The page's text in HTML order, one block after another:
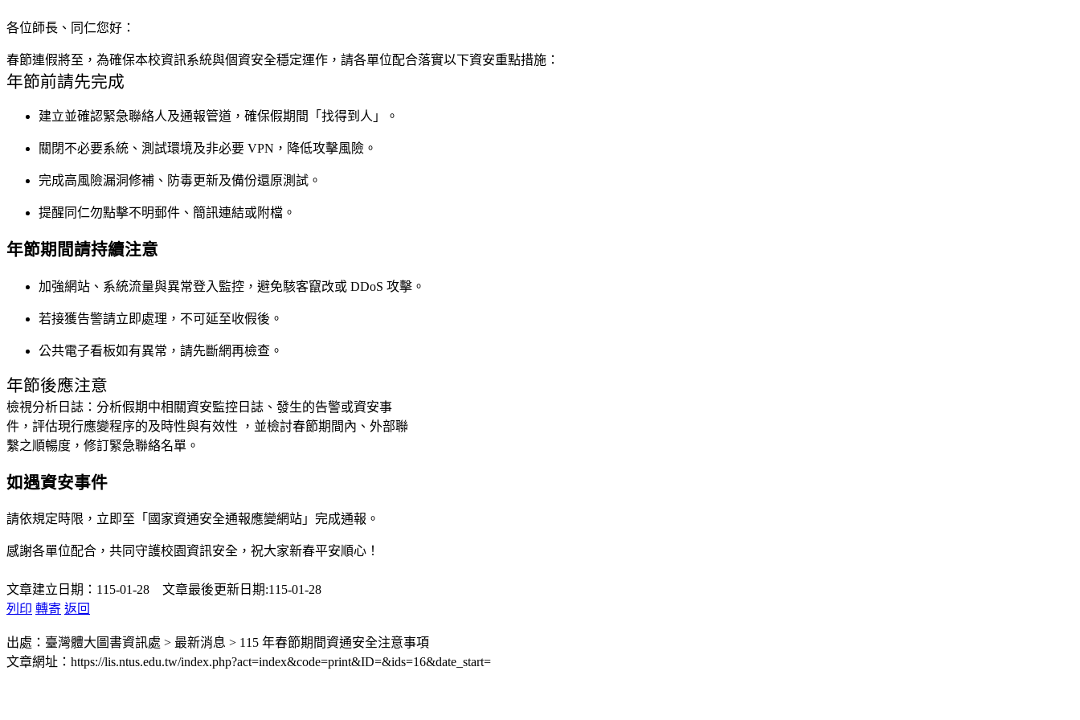
各位師長、同仁您好：
春節連假將至，為確保本校資訊系統與個資安全穩定運作，請各單位配合落實以下資安重點措施：
年節前請先完成
建立並確認緊急聯絡人及通報管道，確保假期間「找得到人」。
關閉不必要系統、測試環境及非必要 VPN，降低攻擊風險。
完成高風險漏洞修補、防毒更新及備份還原測試。
提醒同仁勿點擊不明郵件、簡訊連結或附檔。
年節期間請持續注意
加強網站、系統流量與異常登入監控，避免駭客竄改或 DDoS 攻擊。
若接獲告警請立即處理，不可延至收假後。
公共電子看板如有異常，請先斷網再檢查。
年節後應注意
檢視分析日誌：分析假期中相關資安監控日誌、發生的告警或資安事
件，評估現行應變程序的及時性與有效性 ，並檢討春節期間內、外部聯
繫之順暢度，修訂緊急聯絡名單。
如遇資安事件
請依規定時限，立即至「國家資通安全通報應變網站」完成通報。
感謝各單位配合，共同守護校園資訊安全，祝大家新春平安順心！
文章建立日期：115-01-28 文章最後更新日期:115-01-28
列印 轉寄 返回
出處：臺灣體大圖書資訊處 > 最新消息 > 115 年春節期間資通安全注意事項
文章網址：https://lis.ntus.edu.tw/index.php?act=index&code=print&ID=&ids=16&date_start=